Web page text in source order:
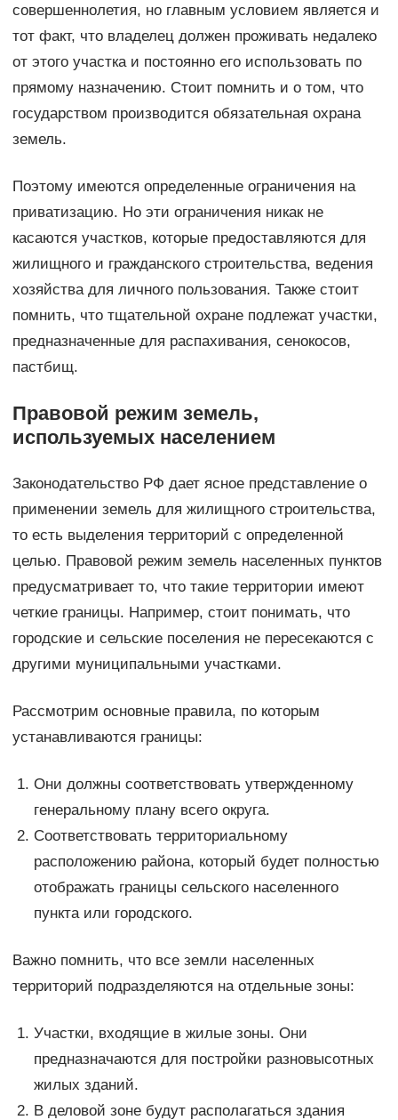
совершеннолетия, но главным условием является и
тот факт, что владелец должен проживать недалеко
от этого участка и постоянно его использовать по
прямому назначению. Стоит помнить и о том, что
государством производится обязательная охрана
земель.
Поэтому имеются определенные ограничения на
приватизацию. Но эти ограничения никак не
касаются участков, которые предоставляются для
жилищного и гражданского строительства, ведения
хозяйства для личного пользования. Также стоит
помнить, что тщательной охране подлежат участки,
предназначенные для распахивания, сенокосов,
пастбищ.
Правовой режим земель,
используемых населением
Законодательство РФ дает ясное представление о
применении земель для жилищного строительства,
то есть выделения территорий с определенной
целью. Правовой режим земель населенных пунктов
предусматривает то, что такие территории имеют
четкие границы. Например, стоит понимать, что
городские и сельские поселения не пересекаются с
другими муниципальными участками.
Рассмотрим основные правила, по которым
устанавливаются границы:
Они должны соответствовать утвержденному
генеральному плану всего округа.
Соответствовать территориальному
расположению района, который будет полностью
отображать границы сельского населенного
пункта или городского.
Важно помнить, что все земли населенных
территорий подразделяются на отдельные зоны:
Участки, входящие в жилые зоны. Они
предназначаются для постройки разновысотных
жилых зданий.
В деловой зоне будут располагаться здания